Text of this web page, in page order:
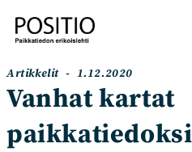
suoraan
sisältöön
Artikkelin
kategoria:
Artikkelit
Artikkeli
julkaistu:
1.12.2020
Vanhat kartat